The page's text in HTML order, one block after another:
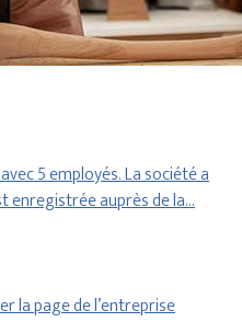
5 employés. La société a
enregistrée auprès de la…
la page de l’entreprise